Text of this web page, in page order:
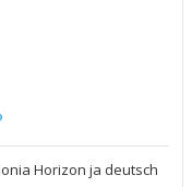
Horizon ja deutsch